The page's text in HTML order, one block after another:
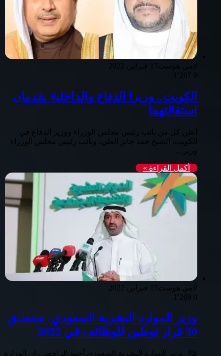
لامي هوست17 فبراير، 2022
الكويت.. وزيرا الدفاع والداخلية يقدمان
استقالتهما
أعلن كل من نائب رئيس مجلس الوزراء ووزير الدفاع في
الكويت، الشيخ حمد جابر العلي، ونائب رئيس مجلس الوزراء
وزير…
أكمل القراءة »
لامي هوست17 فبراير، 2022
0
وزير الموارد البشرية السعودي: سنطلق
30 قرار توطين للوظائف في 2022
قال وزير الموارد البشرية السعودي أحمد الراجحي، إن الوزارة